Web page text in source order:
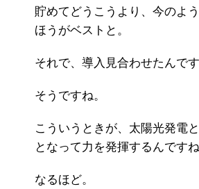
貯めてどうこうより、今のよ
ほうがベストと。
それで、導入見合わせたんです
そうですね。
こういうときが、太陽光発電
となって力を発揮するんですね
なるほど。